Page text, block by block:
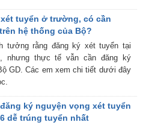
tuyển ở trường, có cần
hệ thống của Bộ?
tưởng rằng đăng ký xét tuyển tại
nhưng thực tế vẫn cần đăng ký
GD. Các em xem chi tiết dưới đây
ký nguyện vọng xét tuyển
dễ trúng tuyển nhất